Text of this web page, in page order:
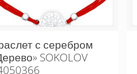
с серебром
SOKOLOV